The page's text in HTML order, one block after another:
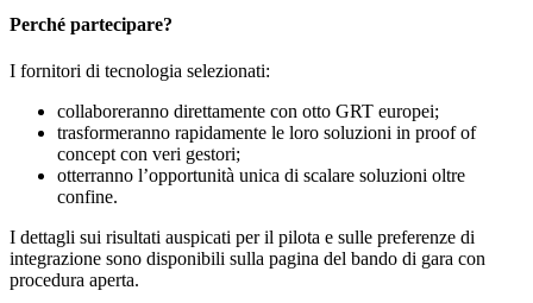
Perché partecipare?
I fornitori di tecnologia selezionati:
collaboreranno direttamente con otto GRT europei;
trasformeranno rapidamente le loro soluzioni in proof of
concept con veri gestori;
otterranno l’opportunità unica di scalare soluzioni oltre
confine.
I dettagli sui risultati auspicati per il pilota e sulle preferenze di
integrazione sono disponibili sulla pagina del bando di gara con
procedura aperta.